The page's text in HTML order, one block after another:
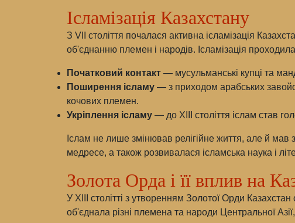
Ісламізація Казахстану
З VII століття почалася активна ісламізація
об'єднанню племен і народів. Ісламізація проходила
Початковий контакт — мусульманські купці та
Поширення ісламу — з приходом арабських
кочових племен.
Укріплення ісламу — до XIII століття іслам став
Іслам не лише змінював релігійне життя, але й мав
медресе, а також розвивалася ісламська наука і
Золота Орда і її вплив на
У XIII столітті з утворенням Золотої Орди
об'єднала різні племена та народи Центральної